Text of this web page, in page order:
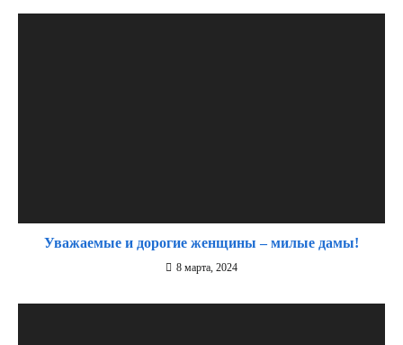
Уважаемые и дорогие женщины – милые дамы!
8 марта, 2024